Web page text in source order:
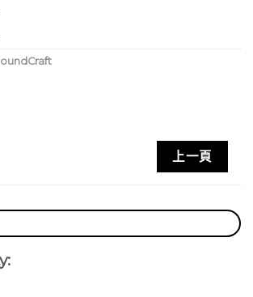
accept standard Studer D21m
your console via MADI over Cat 5
上一頁